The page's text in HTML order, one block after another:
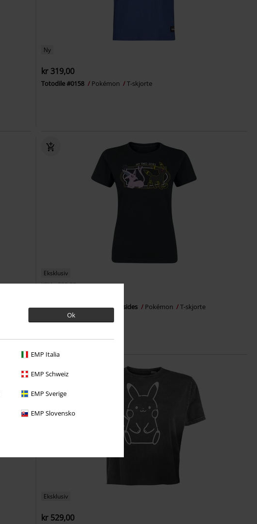
Ok
EMP Italia
EMP Schweiz
EMP Sverige
EMP Slovensko
Ny
kr 319,00
Totodile #0158 Pokémon T-skjorte
Eksklusiv
KPIkr 399,00
Psiana & Nachtara - My two sides Pokémon T-skjorte
Eksklusiv
kr 529,00